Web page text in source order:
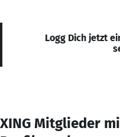
Logg Dich jetzt
XING Mitglieder